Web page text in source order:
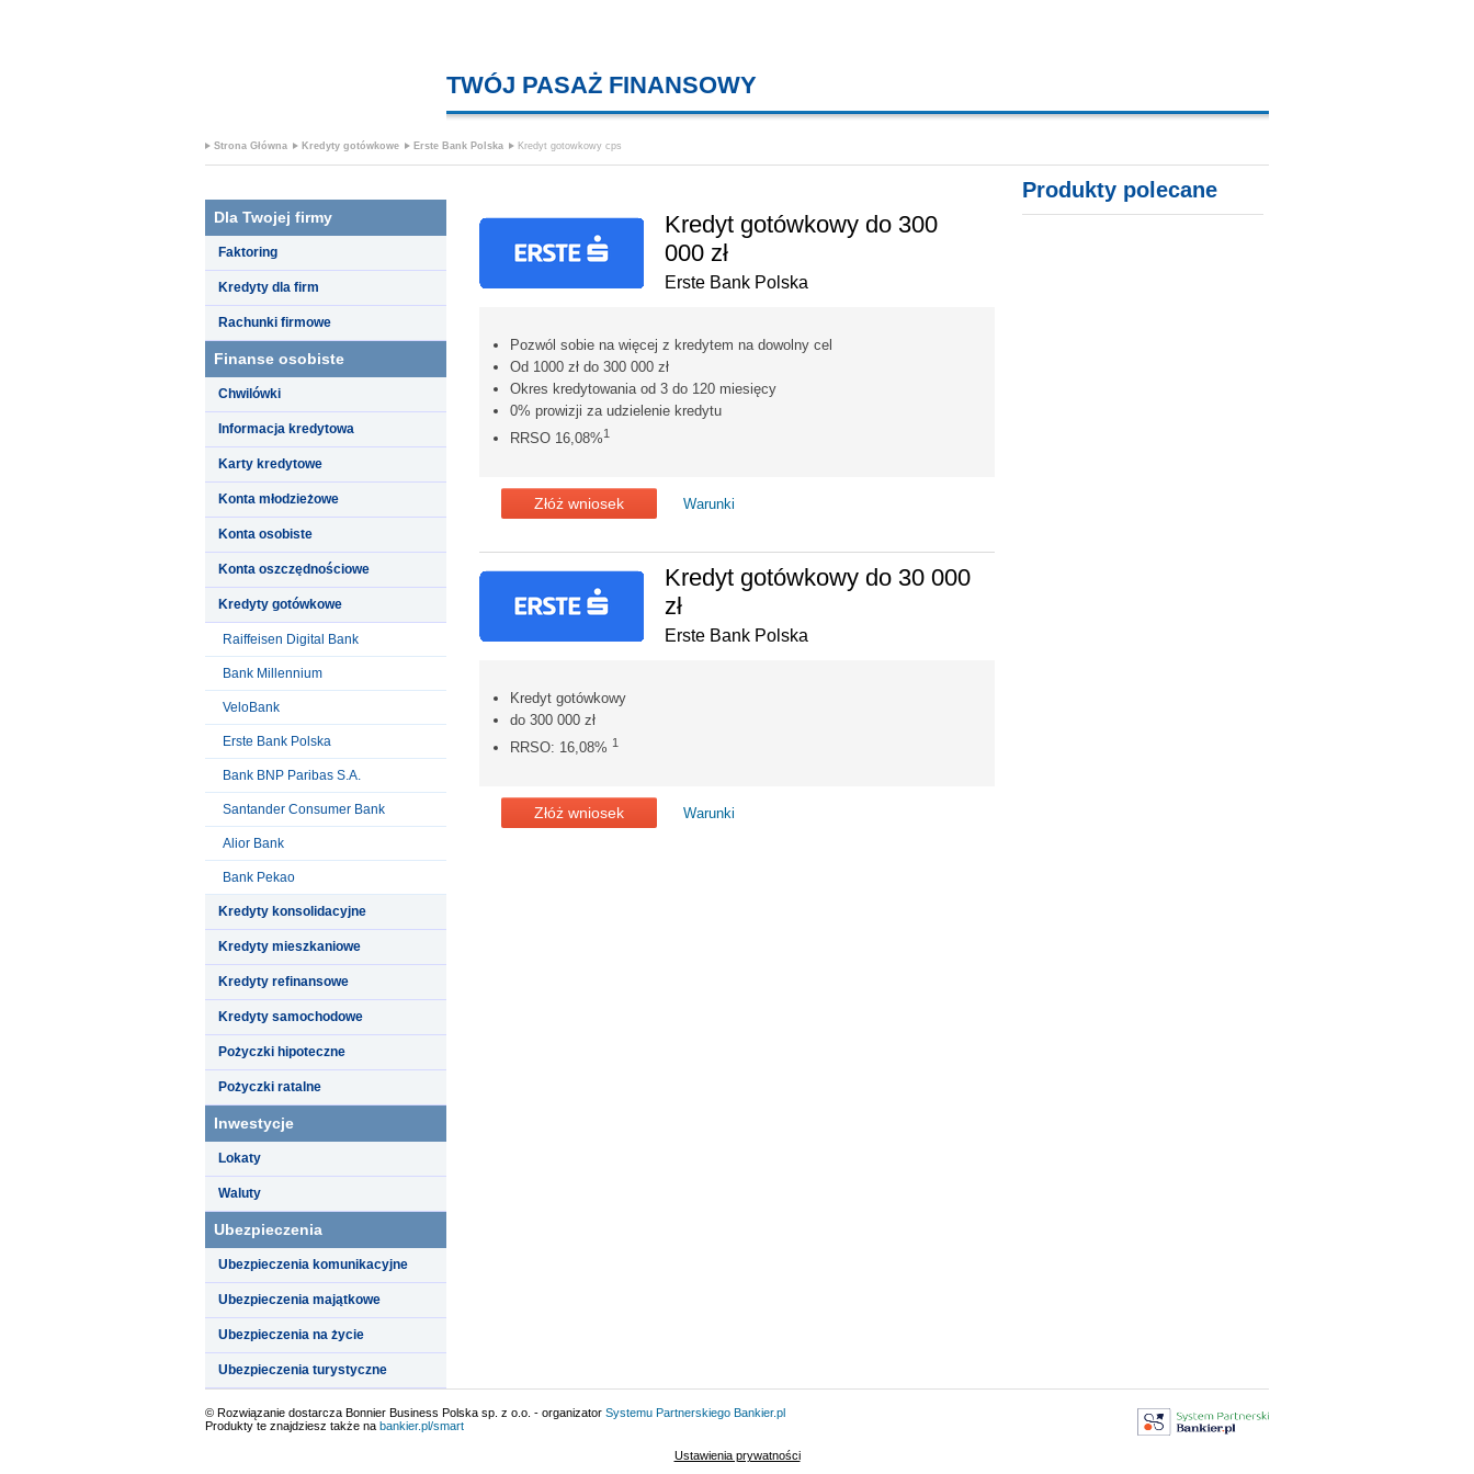
TWÓJ PASAŻ FINANSOWY
Strona Główna Kredyty gotówkowe Erste Bank Polska Kredyt gotowkowy cps
Dla Twojej firmy
Faktoring
Kredyty dla firm
Rachunki firmowe
Finanse osobiste
Chwilówki
Informacja kredytowa
Karty kredytowe
Konta młodzieżowe
Konta osobiste
Konta oszczędnościowe
Kredyty gotówkowe
Raiffeisen Digital Bank
Bank Millennium
VeloBank
Erste Bank Polska
Bank BNP Paribas S.A.
Santander Consumer Bank
Alior Bank
Bank Pekao
Kredyty konsolidacyjne
Kredyty mieszkaniowe
Kredyty refinansowe
Kredyty samochodowe
Pożyczki hipoteczne
Pożyczki ratalne
Inwestycje
Lokaty
Waluty
Ubezpieczenia
Ubezpieczenia komunikacyjne
Ubezpieczenia majątkowe
Ubezpieczenia na życie
Ubezpieczenia turystyczne
Kredyt gotówkowy do 300
000 zł
Erste Bank Polska
Pozwól sobie na więcej z kredytem na dowolny cel
Od 1000 zł do 300 000 zł
Okres kredytowania od 3 do 120 miesięcy
0% prowizji za udzielenie kredytu
RRSO 16,08%1
Złóż wniosek Warunki
Kredyt gotówkowy do 30 000
zł
Erste Bank Polska
Kredyt gotówkowy
do 300 000 zł
RRSO: 16,08% 1
Złóż wniosek Warunki
Produkty polecane
© Rozwiązanie dostarcza Bonnier Business Polska sp. z o.o. - organizator Systemu Partnerskiego Bankier.pl
Produkty te znajdziesz także na bankier.pl/smart
Ustawienia prywatności